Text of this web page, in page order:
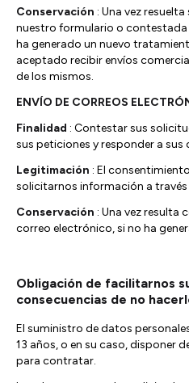
Conservación : Una vez
nuestro formulario o
ha generado un nuevo
aceptado recibir envíos
de los mismos.
ENVÍO DE CORREOS
Finalidad : Contestar sus
sus peticiones y responder a
Legitimación : El
solicitarnos información a
Conservación : Una vez
correo electrónico, si no ha
Obligación de facilitarnos
consecuencias de no
El suministro de datos
13 años, o en su caso, disponer
para contratar.